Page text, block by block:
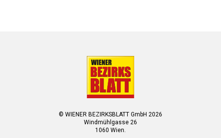
© WIENER BEZIRKSBLATT GmbH 2026
Windmühlgasse 26
1060 Wien.